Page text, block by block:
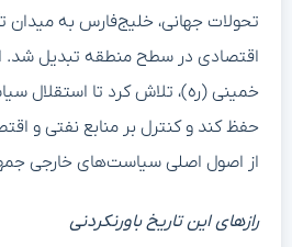
تحولات جهانی، خلیج‌فارس به میدان
اقتصادی در سطح منطقه تبدیل شد.
خمینی (ره)، تلاش کرد تا استقلال
حفظ کند و کنترل بر منابع نفتی و
از اصول اصلی سیاست‌های خارجی
رازهای این تاریخ باورنکردنی